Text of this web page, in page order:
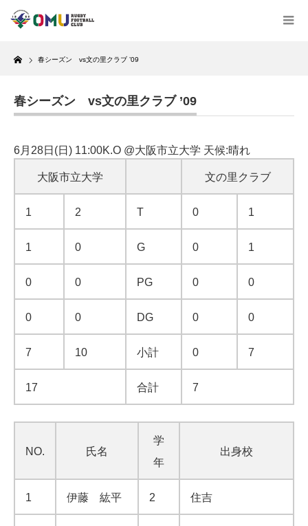
Home
春シーズン vs文の里クラブ ’09
春シーズン vs文の里クラブ ’09
6月28日(日) 11:00K.O @大阪市立大学 天候:晴れ
大阪市立大学 文の里クラブ
1 2 T 0 1
1 0 G 0 1
0 0 PG 0 0
0 0 DG 0 0
7 10 小計 0 7
17 合計 7
NO. 氏名
学
年
出身校
1 伊藤 紘平 2 住吉